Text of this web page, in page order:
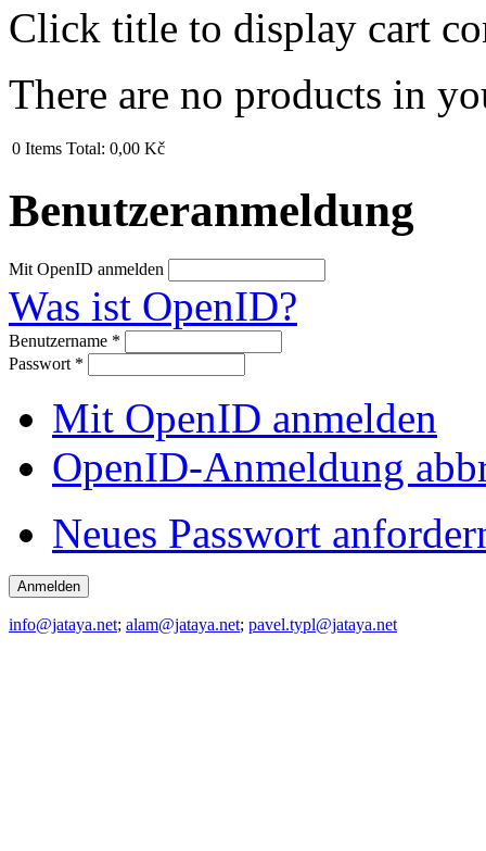
Click title to display cart
There are no products in
0 Items Total: 0,00 Kč
Benutzeranmeldung
Mit OpenID anmelden
Was ist OpenID?
Benutzername *
Passwort *
Mit OpenID anmelden
OpenID-Anmeldung
Neues Passwort
info@jataya.net; alam@jataya.net; pavel.typl@jataya.net